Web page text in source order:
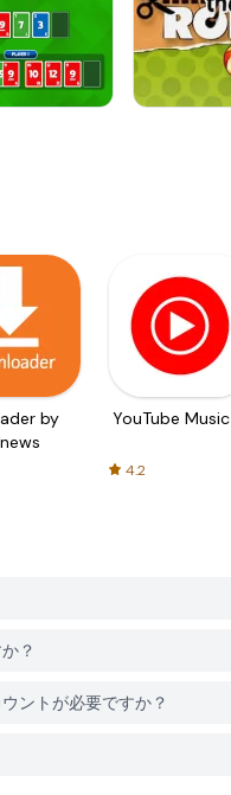
by
YouTube Music
4.2
？
ントが必要ですか？